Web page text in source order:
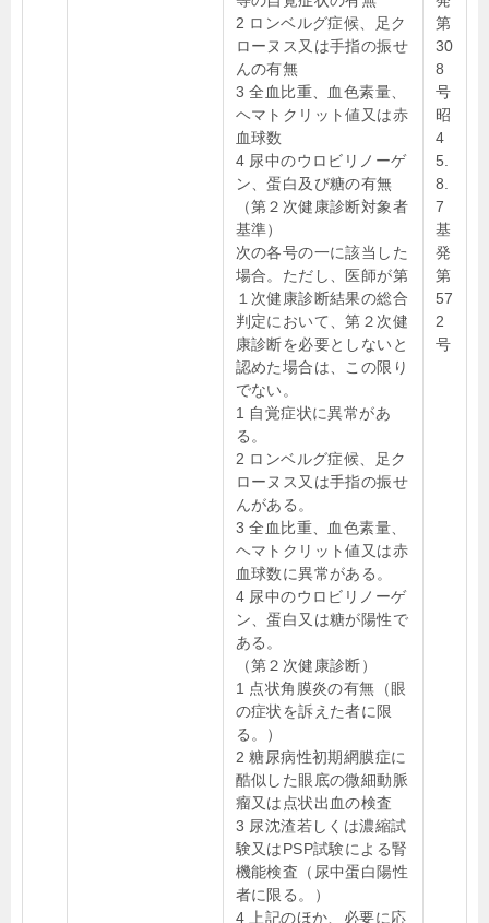
2 ロンベルグ症候、足ク
ローヌス又は手指の振せ
んの有無
3 全血比重、血色素量、
ヘマトクリット値又は赤
血球数
4 尿中のウロビリノーゲ
ン、蛋白及び糖の有無
（第２次健康診断対象者
基準）
次の各号の一に該当した
場合。ただし、医師が第
１次健康診断結果の総合
判定において、第２次健
康診断を必要としないと
認めた場合は、この限り
でない。
1 自覚症状に異常があ
る。
2 ロンベルグ症候、足ク
ローヌス又は手指の振せ
んがある。
3 全血比重、血色素量、
ヘマトクリット値又は赤
血球数に異常がある。
4 尿中のウロビリノーゲ
ン、蛋白又は糖が陽性で
ある。
（第２次健康診断）
1 点状角膜炎の有無（眼
の症状を訴えた者に限
る。）
2 糖尿病性初期網膜症に
酷似した眼底の微細動脈
瘤又は点状出血の検査
3 尿沈渣若しくは濃縮試
験又はPSP試験による腎
機能検査（尿中蛋白陽性
者に限る。）
4 上記のほか、必要に応
第
30
8
号
昭
4
5.
8.
7
基
発
第
57
2
号